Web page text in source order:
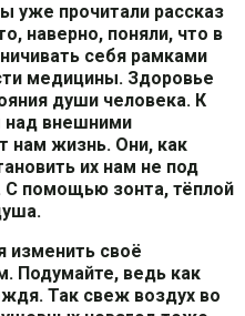
уже прочитали рассказ
наверно, поняли, что в
себя рамками
медицины. Здоровье
души человека. К
внешними
нам жизнь. Они, как
их нам не под
С помощью зонта, тёплой
изменить своё
Подумайте, ведь как
Так свеж воздух во